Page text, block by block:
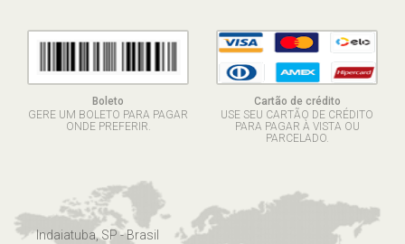
Boleto
GERE UM BOLETO PARA PAGAR
ONDE PREFERIR.
Cartão de crédito
USE SEU CARTÃO DE CRÉDITO
PARA PAGAR À VISTA OU
PARCELADO.
Indaiatuba, SP - Brasil